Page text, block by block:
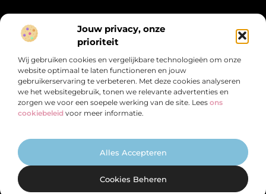
Jouw privacy, onze
prioriteit
Wij gebruiken cookies en vergelijkbare technologieën om onze
website optimaal te laten functioneren en jouw
gebruikerservaring te verbeteren. Met deze cookies analyseren
we het websitegebruik, tonen we relevante advertenties en
zorgen we voor een soepele werking van de site. Lees ons
cookiebeleid voor meer informatie.
Alles Accepteren
Cookies Beheren
@2025 All Right Reserved.
Design by
www.pcbrehoboth.nl.
Een schat aan kennis en inspiratie, speciaal